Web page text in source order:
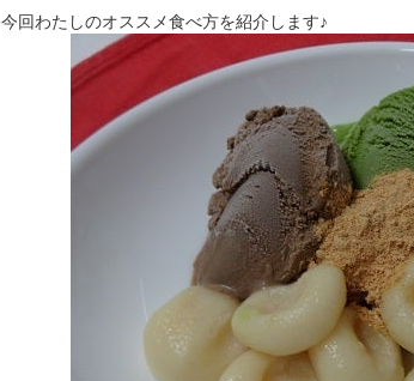
今回わたしのオススメ食べ方を紹介します♪